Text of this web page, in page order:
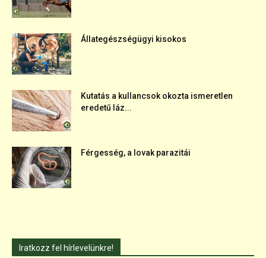
Állategészségügyi kisokos
Kutatás a kullancsok okozta ismeretlen
eredetű láz...
Férgesség, a lovak parazitái
Iratkozz fel hírlevelünkre!